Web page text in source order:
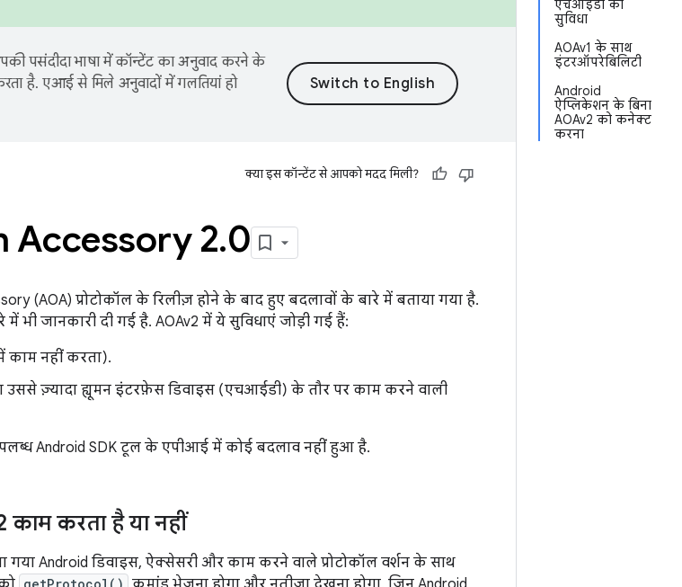
एचआईडी की
सुविधा
AOAv1 के साथ
इंटरऑपरेबिलिटी
Android
ऐप्लिकेशन के बिना
AOAv2 को कनेक्ट
करना
पसंदीदा भाषा में कॉन्टेंट का अनुवाद करने के
है. एआई से मिले अनुवादों में गलतियां हो
क्या इस कॉन्टेंट से आपको मदद मिली?
Accessory 2.0
(AOA) प्रोटोकॉल के रिलीज़ होने के बाद हुए बदलावों के बारे में बताया गया है.
में भी जानकारी दी गई है. AOAv2 में ये सुविधाएं जोड़ी गई हैं:
काम नहीं करता).
उससे ज़्यादा ह्यूमन इंटरफ़ेस डिवाइस (एचआईडी) के तौर पर काम करने वाली
Android SDK टूल के एपीआई में कोई बदलाव नहीं हुआ है.
काम करता है या नहीं
Android डिवाइस, ऐक्सेसरी और काम करने वाले प्रोटोकॉल वर्शन के साथ